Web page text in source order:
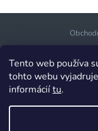
Tento web používa
tohto webu
informáciítu.
Copyright 2026
Design